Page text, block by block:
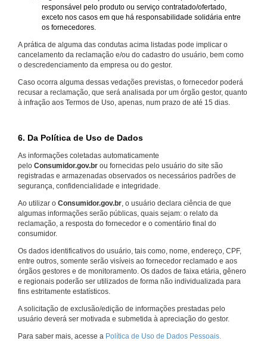
responsável pelo produto ou serviço contratado/ofertado,
exceto nos casos em que há responsabilidade solidária entre
os fornecedores.
A prática de alguma das condutas acima listadas pode implicar o
cancelamento da reclamação e/ou do cadastro do usuário, bem como
o descredenciamento da empresa ou do gestor.
Caso ocorra alguma dessas vedações previstas, o fornecedor poderá
recusar a reclamação, que será analisada por um órgão gestor, quanto
à infração aos Termos de Uso, apenas, num prazo de até 15 dias.
6. Da Política de Uso de Dados
As informações coletadas automaticamente
pelo Consumidor.gov.br ou fornecidas pelo usuário do site são
registradas e armazenadas observados os necessários padrões de
segurança, confidencialidade e integridade.
Ao utilizar o Consumidor.gov.br , o usuário declara ciência de que
algumas informações serão públicas, quais sejam: o relato da
reclamação, a resposta do fornecedor e o comentário final do
consumidor.
Os dados identificativos do usuário, tais como, nome, endereço, CPF,
entre outros, somente serão visíveis ao fornecedor reclamado e aos
órgãos gestores e de monitoramento. Os dados de faixa etária, gênero
e regionais poderão ser utilizados de forma não individualizada para
fins estritamente estatísticos.
A solicitação de exclusão/edição de informações prestadas pelo
usuário deverá ser motivada e submetida à apreciação do gestor.
Para saber mais, acesse a Política de Uso de Dados Pessoais.